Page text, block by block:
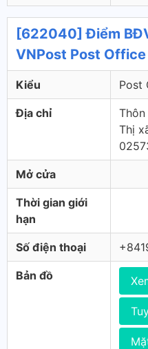
[622040] Điểm
VNPost Post Office
Kiểu Post
Địa chỉ
Thôn
Thị
Mở cửa
Thời gian giới
hạn
Số điện thoại
Bản đồ